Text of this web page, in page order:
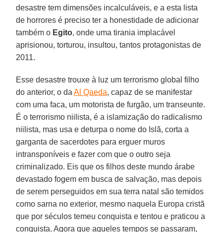
desastre tem dimensões incalculáveis, e a esta lista
de horrores é preciso ter a honestidade de adicionar
também o Egito, onde uma tirania implacável
aprisionou, torturou, insultou, tantos protagonistas de
2011.
Esse desastre trouxe à luz um terrorismo global filho
do anterior, o daAl Qaeda, capaz de se manifestar
com uma faca, um motorista de furgão, um transeunte.
É o terrorismo niilista, é a islamização do radicalismo
niilista, mas usa e deturpa o nome do Islã, corta a
garganta de sacerdotes para erguer muros
intransponíveis e fazer com que o outro seja
criminalizado. Eis que os filhos deste mundo árabe
devastado fogem em busca de salvação, mas depois
de serem perseguidos em sua terra natal são temidos
como sarna no exterior, mesmo naquela Europa cristã
que por séculos temeu conquista e tentou e praticou a
conquista. Agora que aqueles tempos se passaram,